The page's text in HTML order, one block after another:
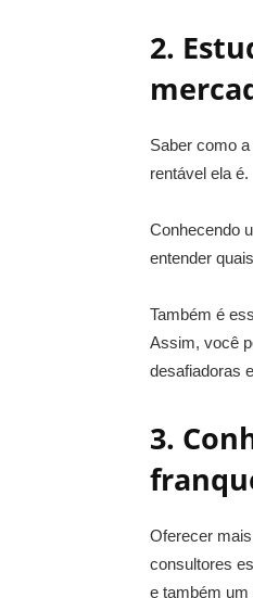
2.
Saber como
rentável ela é.
Conhecendo
entender
Também é
Assim, você
desafiadoras
3.
Oferecer
consultores
e também um